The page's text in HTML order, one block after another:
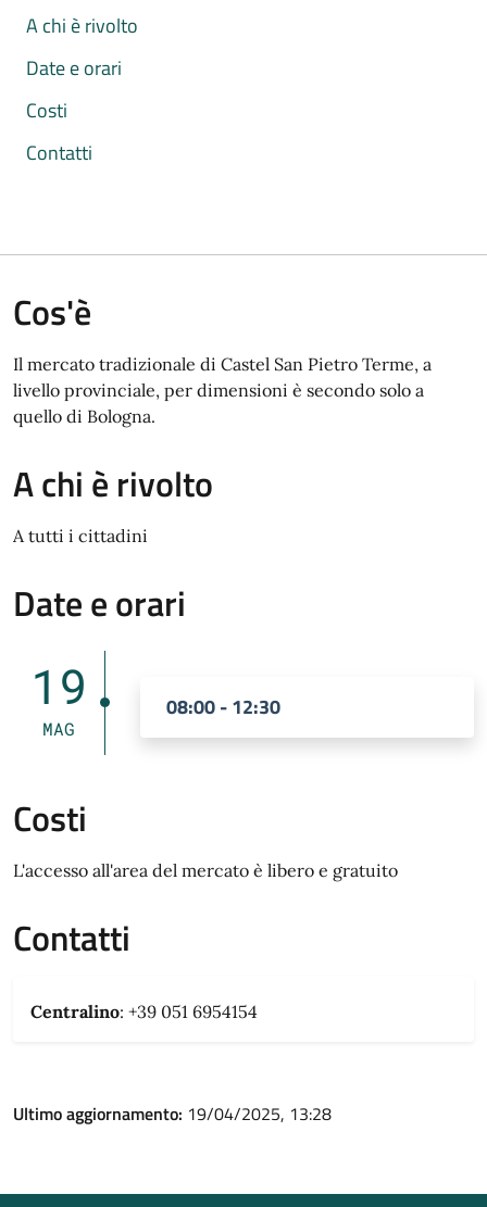
A chi è rivolto
Date e orari
Costi
Contatti
Cos'è
Il mercato tradizionale di Castel San Pietro Terme, a
livello provinciale, per dimensioni è secondo solo a
quello di Bologna.
A chi è rivolto
A tutti i cittadini
Date e orari
19
MAG
08:00 - 12:30
Costi
L'accesso all'area del mercato è libero e gratuito
Contatti
Centralino: +39 051 6954154
Ultimo aggiornamento: 19/04/2025, 13:28